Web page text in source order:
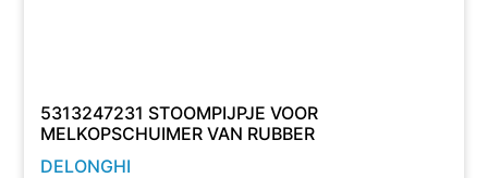
5313247231 STOOMPIJPJE VOOR
MELKOPSCHUIMER VAN RUBBER
DELONGHI